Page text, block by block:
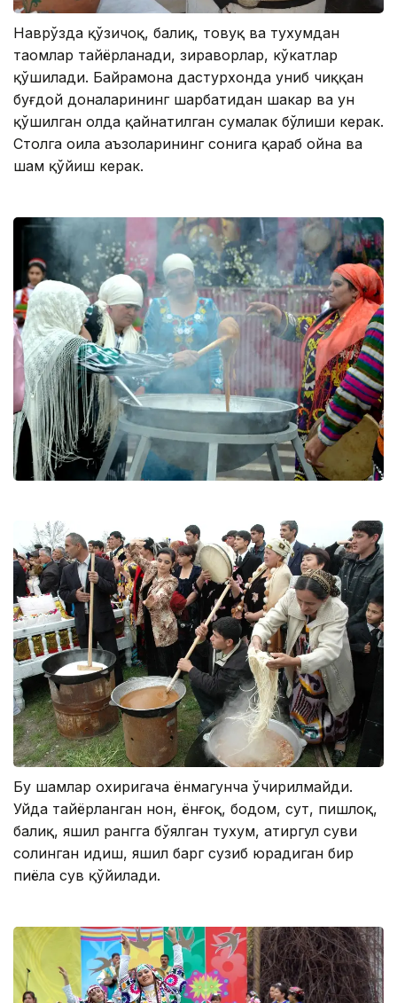
Наврўзда қўзичоқ, балиқ, товуқ ва тухумдан
таомлар тайёрланади, зираворлар, кўкатлар
қўшилади. Байрамона дастурхонда униб чиққан
буғдой доналарининг шарбатидан шакар ва ун
қўшилган ҳолда қайнатилган сумалак бўлиши керак.
Столга оила аъзоларининг сонига қараб ойна ва
шам қўйиш керак.
Бу шамлар охиригача ёнмагунча ўчирилмайди.
Уйда тайёрланган нон, ёнғоқ, бодом, сут, пишлоқ,
балиқ, яшил рангга бўялган тухум, атиргул суви
солинган идиш, яшил барг сузиб юрадиган бир
пиёла сув қўйилади.